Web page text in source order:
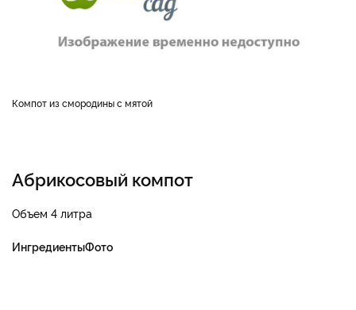
Компот из смородины с мятой
Абрикосовый компот
Объем 4 литра
ИнгредиентыФото